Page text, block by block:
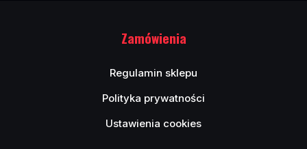
Zamówienia
Regulamin sklepu
Polityka prywatności
Ustawienia cookies